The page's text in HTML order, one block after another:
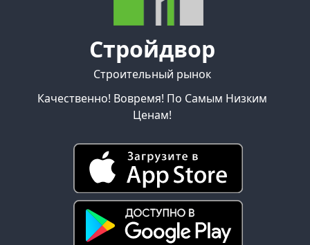
Стройдвор
Строительный рынок
Качественно! Вовремя! По Самым Низким
Ценам!